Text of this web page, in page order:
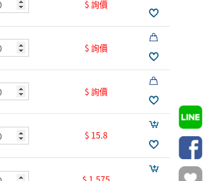
$ 詢價
$ 詢價
$ 詢價
$ 15.8